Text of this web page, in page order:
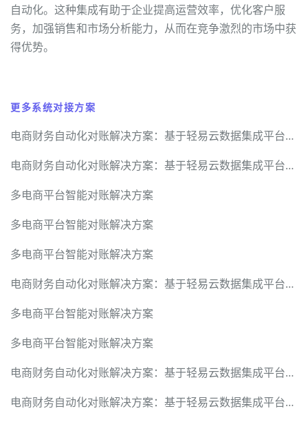
自动化。这种集成有助于企业提高运营效率，优化客户服
务，加强销售和市场分析能力，从而在竞争激烈的市场中获
得优势。
更多系统对接方案
电商财务自动化对账解决方案：基于轻易云数据集成平台的最佳实践
电商财务自动化对账解决方案：基于轻易云数据集成平台的最佳实践
多电商平台智能对账解决方案
多电商平台智能对账解决方案
多电商平台智能对账解决方案
电商财务自动化对账解决方案：基于轻易云数据集成平台的最佳实践
多电商平台智能对账解决方案
多电商平台智能对账解决方案
电商财务自动化对账解决方案：基于轻易云数据集成平台的最佳实践
电商财务自动化对账解决方案：基于轻易云数据集成平台的最佳实践